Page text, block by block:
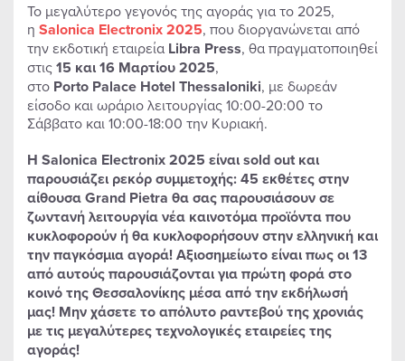
Το μεγαλύτερο γεγονός της αγοράς για το 2025,
η Salonica Electronix2025, που διοργανώνεται από
την εκδοτική εταιρεία Libra Press, θα πραγματοποιηθεί
στις15 και 16 Μαρτίου 2025,
στο Porto Palace Hotel Thessaloniki, με δωρεάν
είσοδο και ωράριο λειτουργίας 10:00-20:00 το
Σάββατο και 10:00-18:00 την Κυριακή.
Η Salonica Electronix 2025 είναιsoldout και
παρουσιάζει ρεκόρ συμμετοχής: 45 εκθέτες στην
αίθουσαGrand Pietra θα σας παρουσιάσουν σε
ζωντανή λειτουργία νέα καινοτόμα προϊόντα που
κυκλοφορούν ή θα κυκλοφορήσουν στην ελληνική και
την παγκόσμια αγορά! Αξιοσημείωτο είναι πως οι 13
από αυτούς παρουσιάζονται για πρώτη φορά στο
κοινό της Θεσσαλονίκης μέσα από την εκδήλωσή
μας! Μην χάσετε το απόλυτο ραντεβού της χρονιάς
με τις μεγαλύτερες τεχνολογικές εταιρείες της
αγοράς!